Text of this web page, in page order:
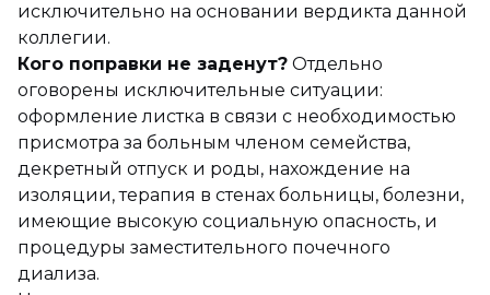
исключительно на основании вердикта данной
коллегии.
Кого поправки не заденут? Отдельно
оговорены исключительные ситуации:
оформление листка в связи с необходимостью
присмотра за больным членом семейства,
декретный отпуск и роды, нахождение на
изоляции, терапия в стенах больницы, болезни,
имеющие высокую социальную опасность, и
процедуры заместительного почечного
диализа.